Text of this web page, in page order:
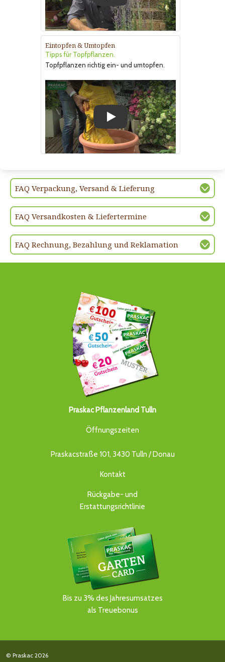
Eintopfen & Umtopfen
Tipps für Topfpflanzen.
Topfpflanzen richtig ein- und umtopfen.
FAQ Verpackung, Versand & Lieferung
FAQ Versandkosten & Liefertermine
FAQ Rechnung, Bezahlung und Reklamation
Praskac Pflanzenland Tulln
Öffnungszeiten
Praskacstraße 101, 3430 Tulln / Donau
Kontakt
Rückgabe- und
Erstattungsrichtlinie
Bis zu 3% des Jahresumsatzes
als Treuebonus
© Praskac 2026